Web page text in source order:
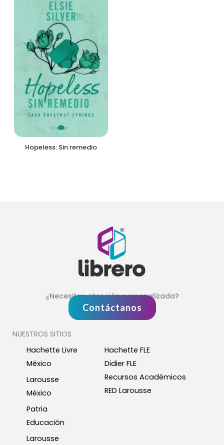
Hopeless: Sin remedio
¿Necesitas atención personalizada?
Contáctanos
NUESTROS SITIOS
Hachette Livre
México
Larousse
México
Patria
Educación
Larousse
Hachette FLE
Didier FLE
Recursos Académicos
RED Larousse